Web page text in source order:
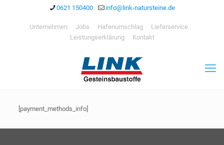
0621 150400 info@link-natursteine.de
Unternehmen Jobs Hafenumschlag
Lieferservice
Leistungserklärung
Kontakt
[payment_methods_info]